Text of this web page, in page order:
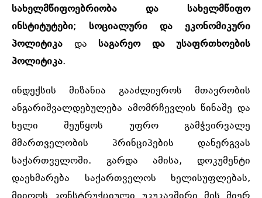
სახელმწიფოებრიობა და სახელმწიფო
ინსტიტუტები; სოციალური და ეკონომიკური
პოლიტიკა და საგარეო და უსაფრთხოების
პოლიტიკა.
ინდექსის მიზანია გააძლიეროს მთავრობის
ანგარიშვალდებულება ამომრჩევლის წინაშე და
ხელი შეუწყოს უფრო გამჭვირვალე
მმართველობის პრინციპების დანერგვას
საქართველოში. გარდა ამისა, დოკუმენტი
დაეხმარება საქართველოს ხელისუფლებას,